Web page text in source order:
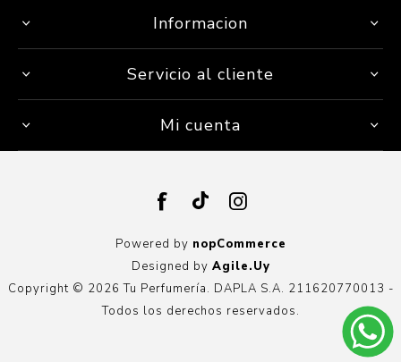
Informacion
Servicio al cliente
Mi cuenta
Powered by nopCommerce
Designed by Agile.Uy
Copyright © 2026 Tu Perfumería. DAPLA S.A. 211620770013 -
Todos los derechos reservados.